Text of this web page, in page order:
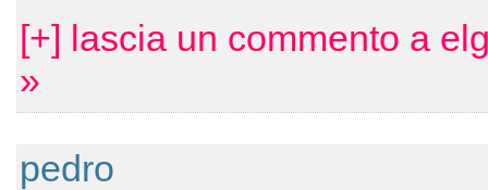
[+] lascia un commento a
»
pedro